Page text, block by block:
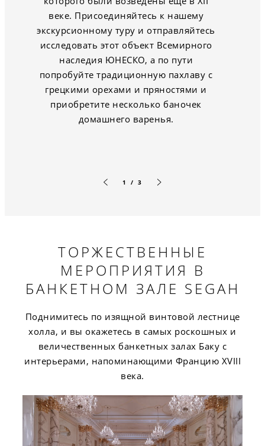
веке. Присоединяйтесь к нашему
экскурсионному туру и отправляйтесь
исследовать этот объект Всемирного
наследия ЮНЕСКО, а по пути
попробуйте традиционную пахлаву с
грецкими орехами и пряностями и
приобретите несколько баночек
домашнего варенья.
1 / 3
ТОРЖЕСТВЕННЫЕ
МЕРОПРИЯТИЯ В
БАНКЕТНОМ ЗАЛЕ SEGAH
Поднимитесь по изящной винтовой лестнице
холла, и вы окажетесь в самых роскошных и
величественных банкетных залах Баку с
интерьерами, напоминающими Францию XVIII
века.